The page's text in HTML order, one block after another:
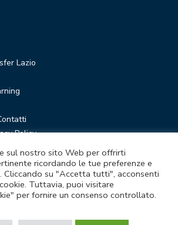
Lazio
Policy
società soggetta a direzione e
sul nostro sito Web per offrirti
ricordando le tue preferenze e
Cliccando su "Accetta tutti", acconsenti
Tuttavia, puoi visitare
per fornire un consenso controllato.